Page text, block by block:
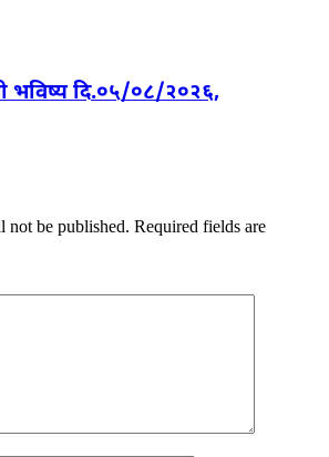
भविष्य दि.०५/०८/२०२६,
not be published. Required fields are